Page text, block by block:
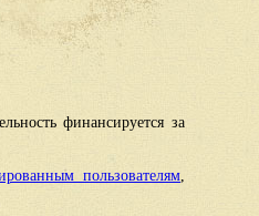
финансируется за
пользователям,